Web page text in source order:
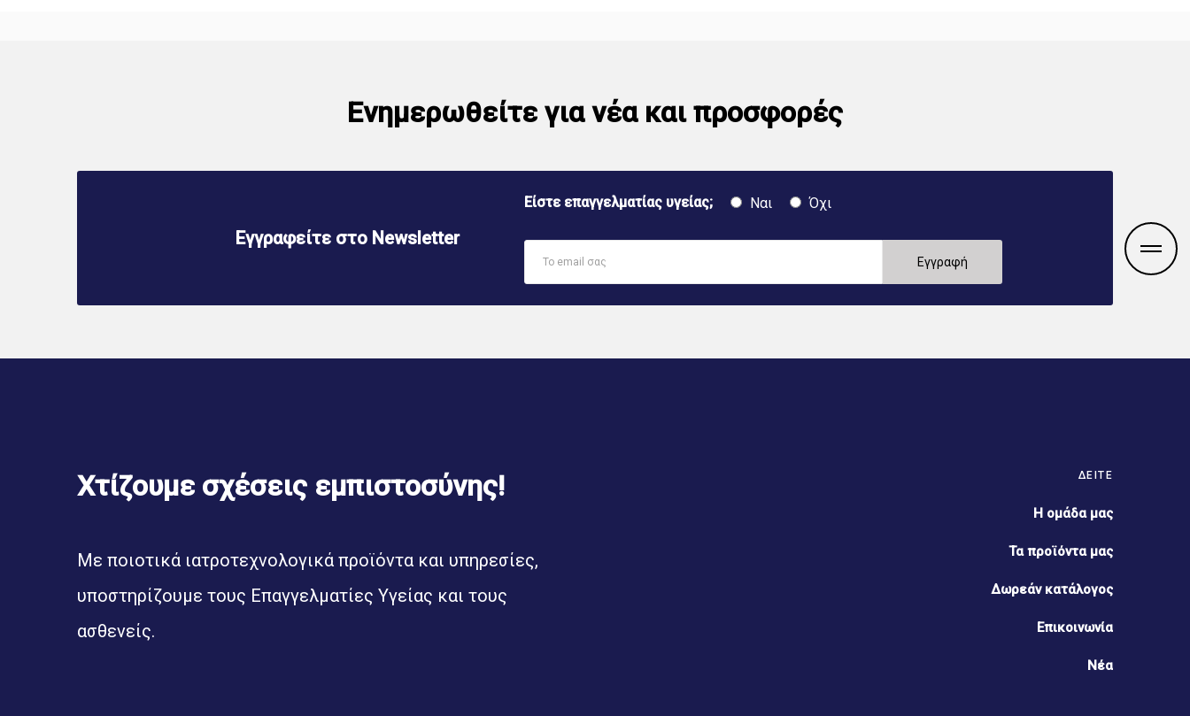
Ενημερωθείτε για νέα και προσφορές
Εγγραφείτε στο Newsletter
Είστε επαγγελματίας υγείας; Ναι Όχι
Χτίζουμε σχέσεις εμπιστοσύνης!
Με ποιοτικά ιατροτεχνολογικά προϊόντα και υπηρεσίες,
υποστηρίζουμε τους Επαγγελματίες Υγείας και τους
ασθενείς.
ΔΕΊΤΕ
Η ομάδα μας
Τα προϊόντα μας
Δωρεάν κατάλογος
Επικοινωνία
Νέα